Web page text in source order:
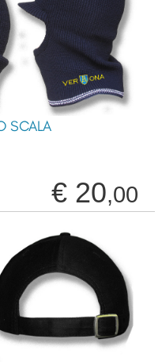
SCALA
€ 20,00